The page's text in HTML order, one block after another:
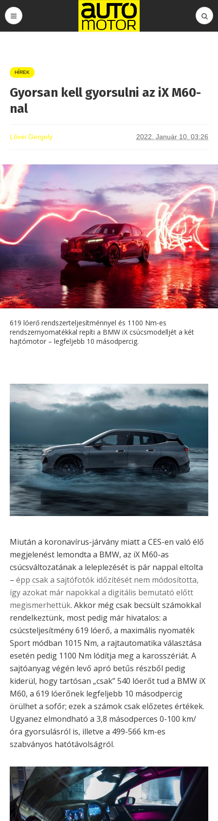
HÍREK
Gyorsan kell gyorsulni az iX M60-
nal
Lővei Gergely 2022. Január 10. 03:26
619 lóerő rendszerteljesítménnyel és 1100 Nm-es
rendszernyomatékkal repíti a BMW iX csúcsmodelljét a két
hajtómotor – legfeljebb 10 másodpercig.
Miután a koronavírus-járvány miatt a CES-en való élő
megjelenést lemondta a BMW, az iX M60-as
csúcsváltozatának a leleplezését is pár nappal eltolta
– épp csak a sajtófotók időzítését nem módosította,
így azokat már napokkal a digitális bemutató előtt
megismerhettük. Akkor még csak becsült számokkal
rendelkeztünk, most pedig már hivatalos: a
csúcsteljesítmény 619 lóerő, a maximális nyomaték
Sport módban 1015 Nm, a rajtautomatika választása
esetén pedig 1100 Nm lódítja meg a karosszériát. A
sajtóanyag végén levő apró betűs részből pedig
kiderül, hogy tartósan „csak” 540 lóerőt tud a BMW iX
M60, a 619 lóerőnek legfeljebb 10 másodpercig
örülhet a sofőr; ezek a számok csak előzetes értékek.
Ugyanez elmondható a 3,8 másodperces 0-100 km/
óra gyorsulásról is, illetve a 499-566 km-es
szabványos hatótávolságról.